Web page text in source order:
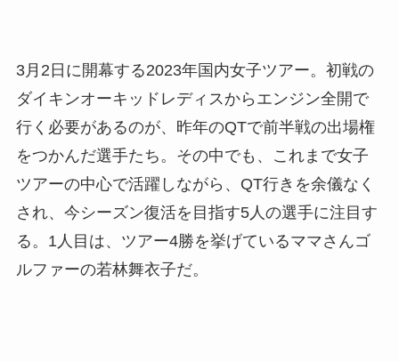
3月2日に開幕する2023年国内女子ツアー。初戦の
ダイキンオーキッドレディスからエンジン全開で
行く必要があるのが、昨年のQTで前半戦の出場権
をつかんだ選手たち。その中でも、これまで女子
ツアーの中心で活躍しながら、QT行きを余儀なく
され、今シーズン復活を目指す5人の選手に注目す
る。1人目は、ツアー4勝を挙げているママさんゴ
ルファーの若林舞衣子だ。